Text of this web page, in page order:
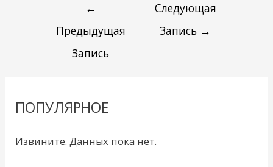
←
Предыдущая
Запись
Следующая
Запись →
ПОПУЛЯРНОЕ
Извините. Данных пока нет.